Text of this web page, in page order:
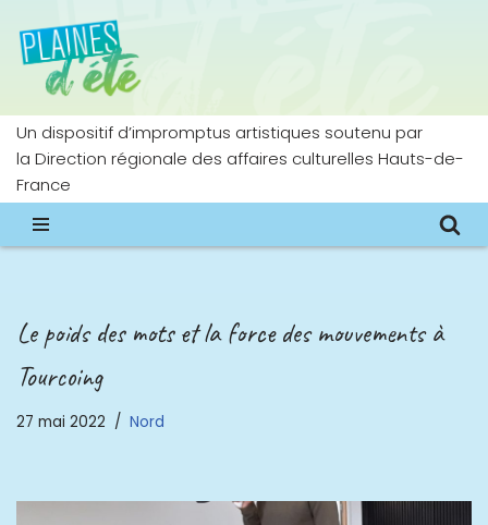
Aller
contenu
Un dispositif d’impromptus artistiques soutenu par
la Direction régionale des affaires culturelles Hauts-de-
France
Le poids des mots et la force des mouvements à
Tourcoing
27 mai 2022 Nord